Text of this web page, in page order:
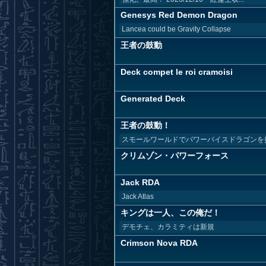
Genesys Red Demon Dragon
Lancea could be Gravity Collapse
王者の鼓動
Deck compet le roi cramoisi
Generated Deck
王者の鼓動！
スモールワールドでパワーバイスドラゴン
クリムゾン・パワーフォース
Jack RDA
Jack Atlas
キングは一人、この俺だ！
デモチェ、カラミティは新規
Crimson Nova RDA